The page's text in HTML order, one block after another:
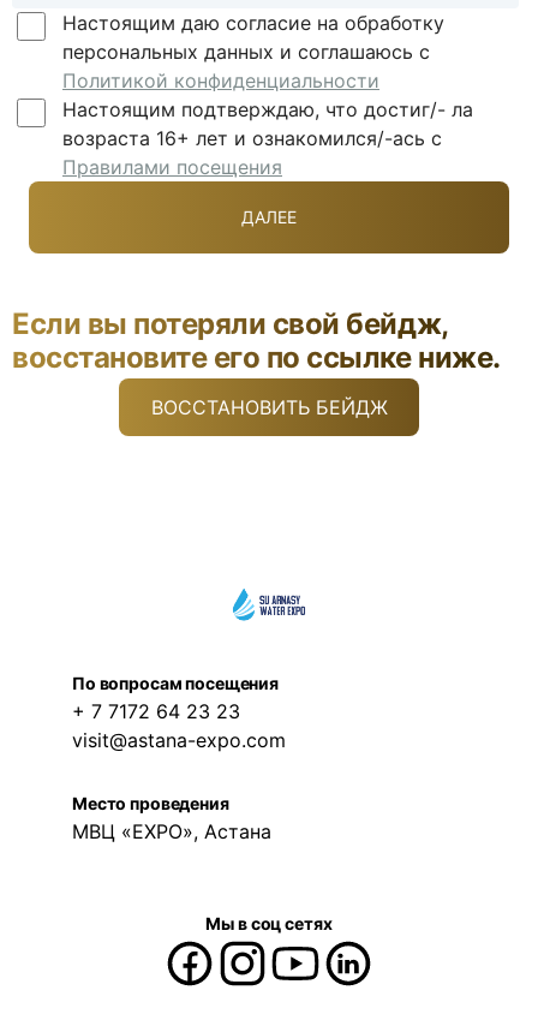
Настоящим даю согласие на обработку
персональных данных и соглашаюсь с
Политикой конфиденциальности
Настоящим подтверждаю, что достиг/- ла
возраста 16+ лет и ознакомился/-ась с
Правилами посещения
Если вы потеряли свой бейдж,
восстановите его по ссылке ниже.
ВОССТАНОВИТЬ БЕЙДЖ
По вопросам посещения
+ 7 7172 64 23 23
visit@astana-expo.com
Место проведения
МВЦ «EXPO», Астана
Мы в соц сетях